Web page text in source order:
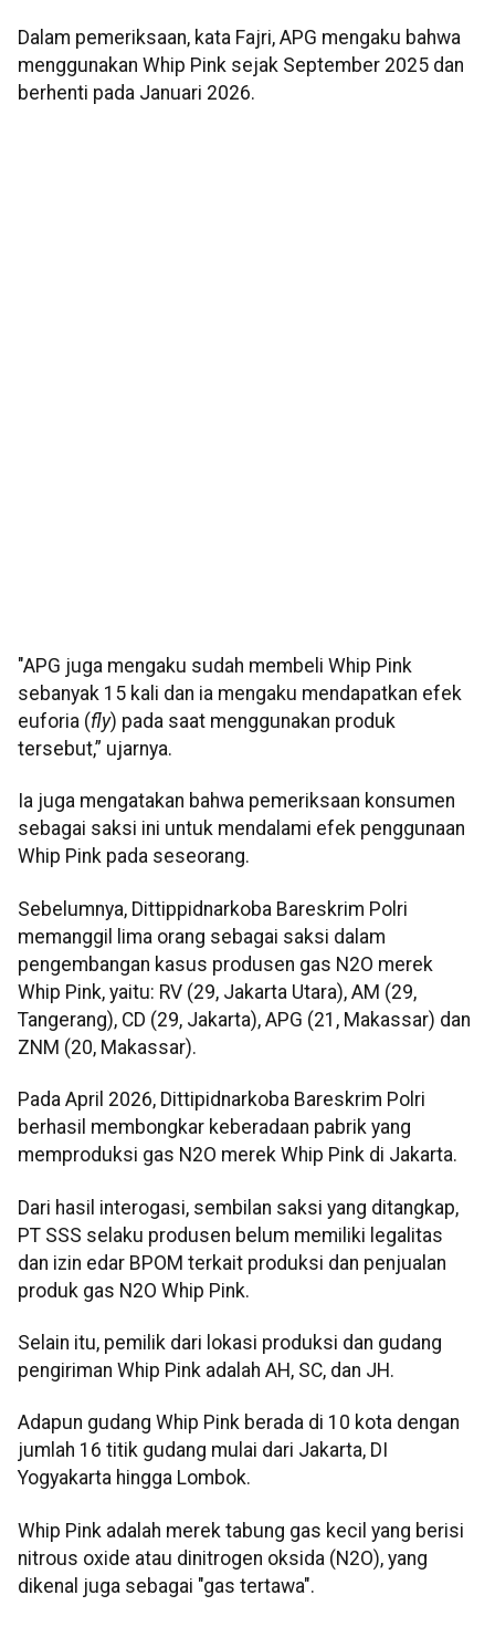
Dalam pemeriksaan, kata Fajri, APG mengaku bahwa
menggunakan Whip Pink sejak September 2025 dan
berhenti pada Januari 2026.
"APG juga mengaku sudah membeli Whip Pink
sebanyak 15 kali dan ia mengaku mendapatkan efek
euforia (fly) pada saat menggunakan produk
tersebut,” ujarnya.
Ia juga mengatakan bahwa pemeriksaan konsumen
sebagai saksi ini untuk mendalami efek penggunaan
Whip Pink pada seseorang.
Sebelumnya, Dittippidnarkoba Bareskrim Polri
memanggil lima orang sebagai saksi dalam
pengembangan kasus produsen gas N2O merek
Whip Pink, yaitu: RV (29, Jakarta Utara), AM (29,
Tangerang), CD (29, Jakarta), APG (21, Makassar) dan
ZNM (20, Makassar).
Pada April 2026, Dittipidnarkoba Bareskrim Polri
berhasil membongkar keberadaan pabrik yang
memproduksi gas N2O merek Whip Pink di Jakarta.
Dari hasil interogasi, sembilan saksi yang ditangkap,
PT SSS selaku produsen belum memiliki legalitas
dan izin edar BPOM terkait produksi dan penjualan
produk gas N2O Whip Pink.
Selain itu, pemilik dari lokasi produksi dan gudang
pengiriman Whip Pink adalah AH, SC, dan JH.
Adapun gudang Whip Pink berada di 10 kota dengan
jumlah 16 titik gudang mulai dari Jakarta, DI
Yogyakarta hingga Lombok.
Whip Pink adalah merek tabung gas kecil yang berisi
nitrous oxide atau dinitrogen oksida (N2O), yang
dikenal juga sebagai "gas tertawa".